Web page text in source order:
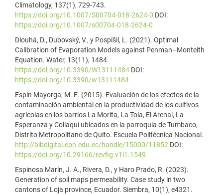
Climatology, 137(1), 729-743.
https://doi.org/10.1007/S00704-018-2624-0 DOI:
https://doi.org/10.1007/s00704-018-2624-0
Dlouhá, D., Dubovský, V., y Pospíšil, L. (2021). Optimal
Calibration of Evaporation Models against Penman–Monteith
Equation. Water, 13(11), 1484.
https://doi.org/10.3390/W13111484 DOI:
https://doi.org/10.3390/w13111484
Espín Mayorga, M. E. (2015). Evaluación de los efectos de la
contaminación ambiental en la productividad de los cultivos
agrícolas en los barrios La Morita, La Tola, El Arenal, La
Esperanza y Collaquí ubicados en la parroquia de Tumbaco,
Distrito Metropolitano de Quito. Escuela Politécnica Nacional.
http://bibdigital.epn.edu.ec/handle/15000/11852 DOI:
https://doi.org/10.29166/revfig.v1i1.1549
Espinosa Marín, J. A., Rivera, D., y Haro Prado, R. (2023).
Generation of soil maps permeability. Case study in two
cantons of Loja province, Ecuador. Siembra, 10(1), e4321.